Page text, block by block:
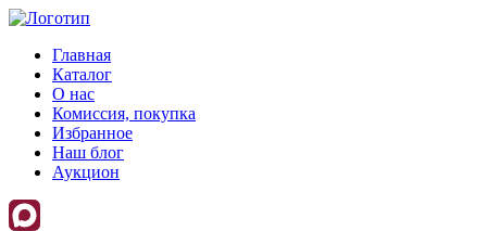
Главная
Каталог
О нас
Комиссия, покупка
Избранное
Наш блог
Аукцион